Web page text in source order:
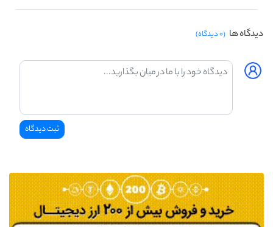
دیدگاه ها (۰ دیدگاه)